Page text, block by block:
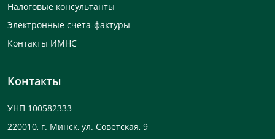
Налоговые консультанты
Электронные счета-фактуры
Контакты ИМНС
Контакты
УНП 100582333
220010, г. Минск, ул. Советская, 9